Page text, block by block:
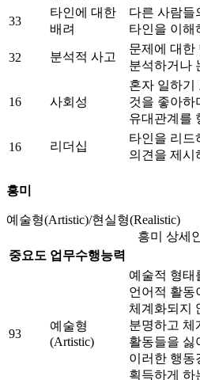
33
타인에 대한
배려
다른 사람들
타인을 이해
32 분석적 사고
문제에 대한
분석하거나
16 사회성
혼자 일하기
것을 좋아하
유대관계를
16 리더십
타인을 리드
의견을 제시
흥미
예술형(Artistic)/현실형(Realistic)
흥미 상세
중요도 업무수행능력
93
예술형
(Artistic)
예술적 형태
언어적 활동
체계화되지
분명하고 체
활동들을 싫
이러한 행동
획득하게 하